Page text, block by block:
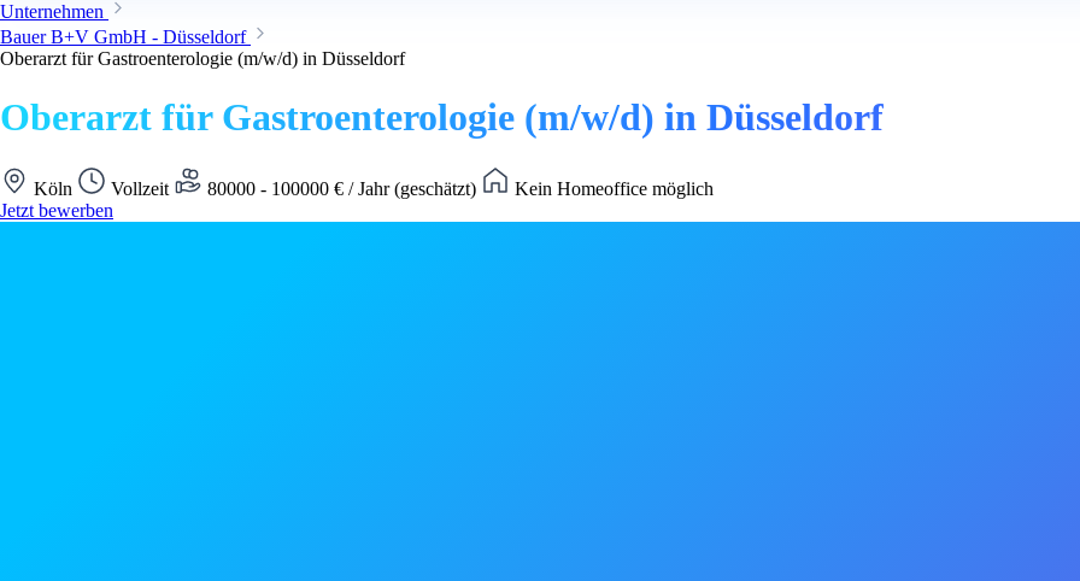
Unternehmen
Bauer B+V GmbH - Düsseldorf
Oberarzt für Gastroenterologie (m/w/d) in Düsseldorf
Oberarzt für Gastroenterologie (m/w/d) in Düsseldorf
Köln Vollzeit 80000 - 100000 € / Jahr (geschätzt)
Kein Homeoffice möglich
Jetzt bewerben